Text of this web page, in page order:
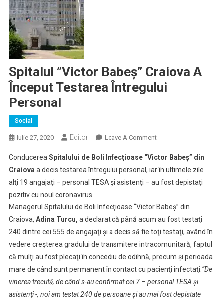
Spitalul ”Victor Babeş” Craiova A
Început Testarea Întregului
Personal
Social
Iulie 27, 2020 Editor Leave A CommentOn
”Victor
Babeş”
Craiova
Început
Testarea
Întregului
Personal
Conducerea Spitalului de Boli Infecţioase “Victor Babeş” din
Craiova a decis testarea întregului personal, iar în ultimele zile
alţi 19 angajaţi – personal TESA şi asistenţi – au fost depistaţi
pozitiv cu noul coronavirus.
Managerul Spitalului de Boli Infecţioase “Victor Babeş” din
Craiova, Adina Turcu, a declarat că până acum au fost testaţi
240 dintre cei 555 de angajaţi şi a decis să fie toţi testaţi, având în
vedere creşterea gradului de transmitere intracomunitară, faptul
că mulţi au fost plecaţi în concediu de odihnă, precum şi perioada
mare de când sunt permanent în contact cu pacienţi infectaţi. “De
vinerea trecută, de când s-au confirmat cei 7 – personal TESA şi
asistenţi -, noi am testat 240 de persoane şi au mai fost depistate